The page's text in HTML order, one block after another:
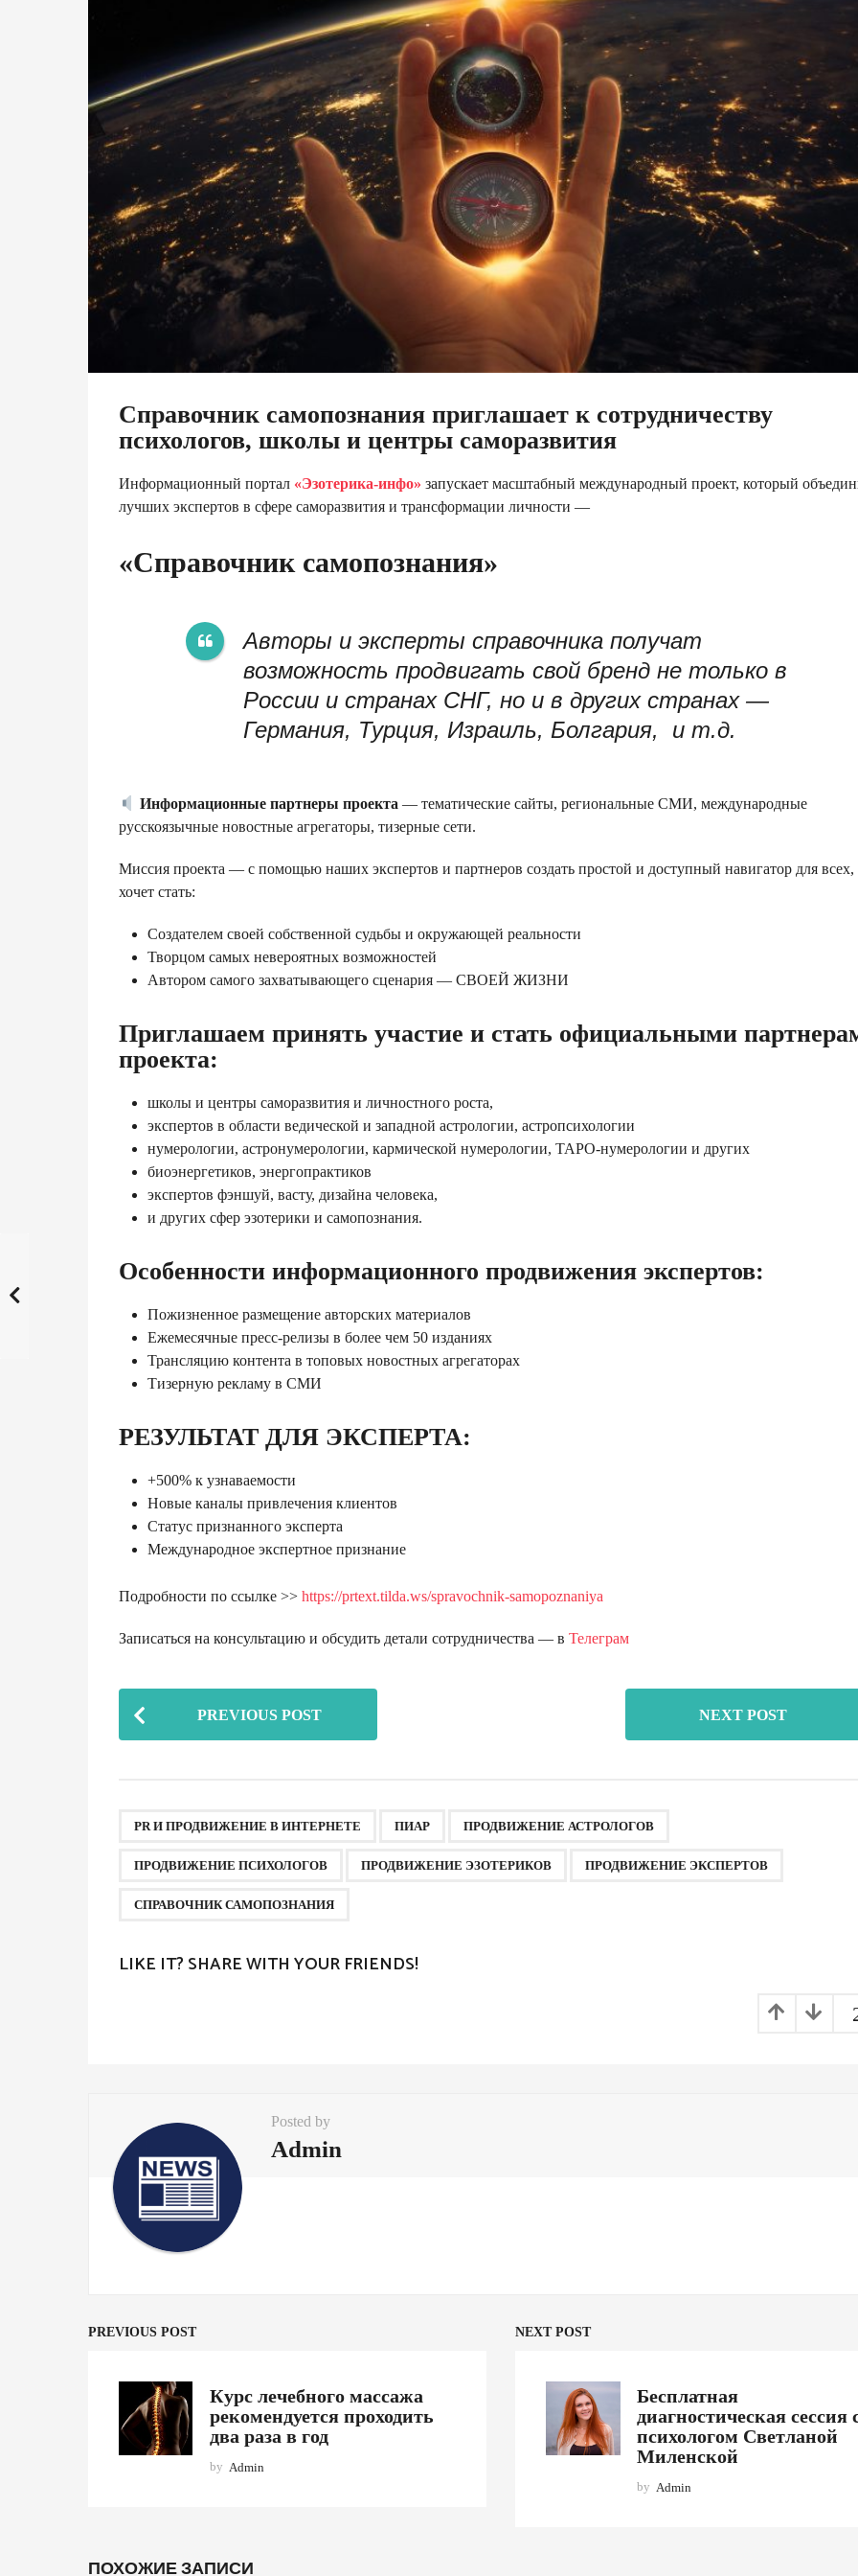
Справочник самопознания приглашает к сотрудничеству
психологов, школы и центры саморазвития
Информационный портал «Эзотерика-инфо» запускает масштабный международный проект, который
лучших экспертов в сфере саморазвития и трансформации личности —
«Справочник самопознания»
Авторы и эксперты справочника получат
возможность продвигать свой бренд не только в
России и странах СНГ, но и в других странах —
Германия, Турция, Израиль, Болгария, и т.д.
Информационные партнеры проекта — тематические сайты, региональные СМИ, международные
русскоязычные новостные агрегаторы, тизерные сети.
Миссия проекта — с помощью наших экспертов и партнеров создать простой и доступный навигатор для всех,
хочет стать:
Создателем своей собственной судьбы и окружающей реальности
Творцом самых невероятных возможностей
Автором самого захватывающего сценария — СВОЕЙ ЖИЗНИ
Приглашаем принять участие и стать официальными
проекта:
школы и центры саморазвития и личностного роста,
экспертов в области ведической и западной астрологии, астропсихологии
нумерологии, астронумерологии, кармической нумерологии, ТАРО-нумерологии и других
биоэнергетиков, энергопрактиков
экспертов фэншуй, васту, дизайна человека,
и других сфер эзотерики и самопознания.
Особенности информационного продвижения экспертов:
Пожизненное размещение авторских материалов
Ежемесячные пресс-релизы в более чем 50 изданиях
Трансляцию контента в топовых новостных агрегаторах
Тизерную рекламу в СМИ
РЕЗУЛЬТАТ ДЛЯ ЭКСПЕРТА:
+500% к узнаваемости
Новые каналы привлечения клиентов
Статус признанного эксперта
Международное экспертное признание
Подробности по ссылке >> https://prtext.tilda.ws/spravochnik-samopoznaniya
Записаться на консультацию и обсудить детали сотрудничества — в Телеграм
o
P
a
PREVIOUS POST NEXT POST
PR И ПРОДВИЖЕНИЕ В ИНТЕРНЕТЕ ПИАР ПРОДВИЖЕНИЕ АСТРОЛОГОВ
ПРОДВИЖЕНИЕ ПСИХОЛОГОВ ПРОДВИЖЕНИЕ ЭЗОТЕРИКОВ ПРОДВИЖЕНИЕ ЭКСПЕРТОВ
СПРАВОЧНИК САМОПОЗНАНИЯ
LIKE IT? SHARE WITH YOUR FRIENDS!
Posted by
Admin
PREVIOUS POST
Курс лечебного массажа
рекомендуется проходить
два раза в год
by Admin
NEXT POST
Бесплатная
диагностическая сессия
психологом Светланой
Миленской
by Admin
ПОХОЖИЕ ЗАПИСИ